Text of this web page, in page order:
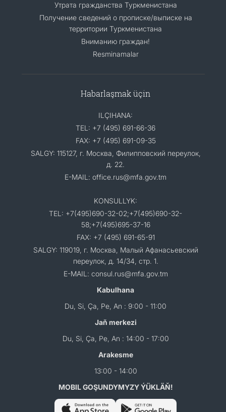
Утрата гражданства Туркменистана
Получение сведений о прописке/выписке на
территории Туркменистана
Вниманию граждан!
Resminamalar
Habarlaşmak üçin
ILÇIHANA:
TEL: +7 (495) 691-66-36
FAX: +7 (495) 691-09-35
SALGY: 115127, г. Москва, Филипповский переулок,
д. 22.
E-MAIL: office.rus@mfa.gov.tm
KONSULLYK:
TEL: +7(495)690-32-02;+7(495)690-32-
58;+7(495)695-37-16
FAX: +7 (495) 691-65-91
SALGY: 119019, г. Москва, Малый Афанасьевский
переулок, д. 14/34, стр. 1.
E-MAIL: consul.rus@mfa.gov.tm
Kabulhana
Du, Si, Ça, Pe, An : 9:00 - 11:00
Jaň merkezi
Du, Si, Ça, Pe, An : 14:00 - 17:00
Arakesme
13:00 - 14:00
MOBIL GOŞUNDYMYZY ÝÜKLÄŇ!